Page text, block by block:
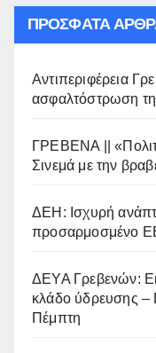
ΠΡΌΣΦΑΤΑ
Αντιπεριφέρεια
ασφαλτόστρωση
ΓΡΕΒΕΝΑ ||
Σινεμά με την
ΔΕΗ: Ισχυρή
προσαρμοσμένο
ΔΕΥΑ Γρεβενών:
κλάδο ύδρευσης –
Πέμπτη